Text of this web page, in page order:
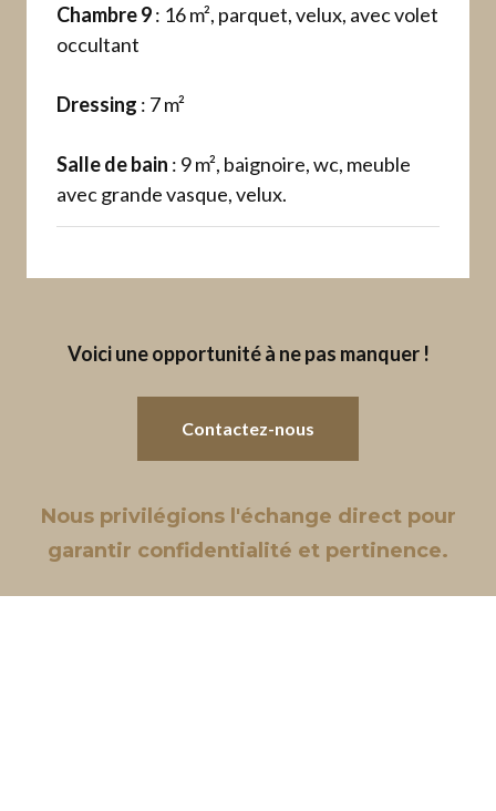
Chambre 9: 16 m², parquet, velux, avec volet
occultant
Dressing : 7 m²
Salle de bain : 9 m², baignoire, wc, meuble
avec grande vasque, velux.
Voici une opportunité à ne pas manquer !
Contactez-nous
Nous privilégions l'échange direct pour
garantir confidentialité et pertinence.